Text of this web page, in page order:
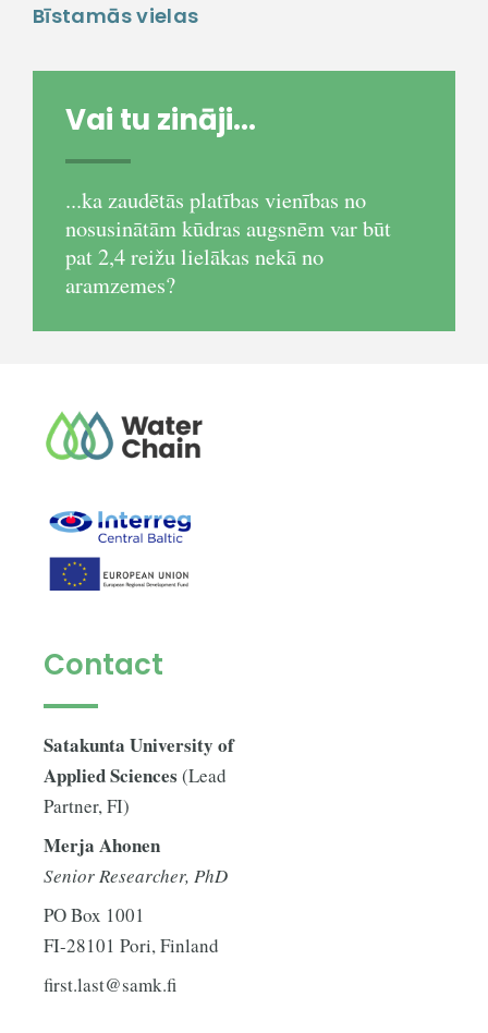
Bīstamās vielas
Vai tu zināji...
...ka zaudētās platības vienības no
nosusinātām kūdras augsnēm var būt
pat 2,4 reižu lielākas nekā no
aramzemes?
Contact
Satakunta University of
Applied Sciences (Lead
Partner, FI)
Merja Ahonen
Senior Researcher, PhD
PO Box 1001
FI-28101 Pori, Finland
first.last@samk.fi